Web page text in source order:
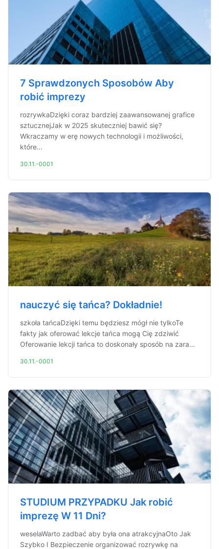
7 Sprawdzonych Sposobów Aby
robić imprezy
rozrywkaDzięki coraz bardziej zaawansowanej grafice
sztucznejJak w 2025 skuteczniej bawić się?
Wkraczamy w erę nowych technologii i możliwości,
które...
30.11.-0001
nauczyć się tańca? Dokładnie!
szkoła tańcaDzięki temu będziesz mógł nie tylkoTe
fakty jak oferować lekcje tańca mogą Cię zdziwić
Oferowanie lekcji tańca to doskonały sposób na zara...
30.11.-0001
STUDIUM PRZYPADKU Jak robić
imprezę W 11 Dni?
weselaWarto zadbać aby była ona atrakcyjnaOto Jak
Szybko I Bezpieczenie organizować rozrywkę na